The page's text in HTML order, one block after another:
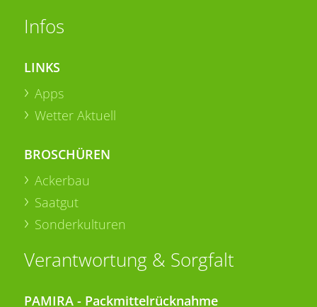
Infos
LINKS
Apps
Wetter Aktuell
BROSCHÜREN
Ackerbau
Saatgut
Sonderkulturen
Verantwortung & Sorgfalt
PAMIRA - Packmittelrücknahme